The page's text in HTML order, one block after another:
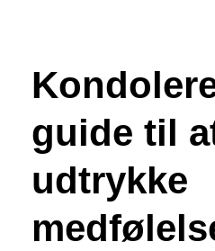
guide til
udtrykke